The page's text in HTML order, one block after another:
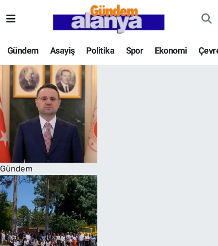
Gündem Asayiş Politika Spor Ekonomi
Gündem